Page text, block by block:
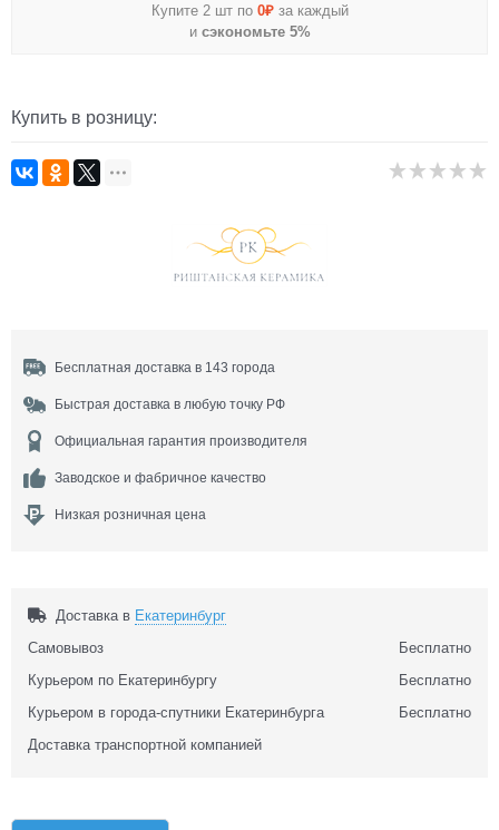
Купите 2 шт по0₽ за каждый
исэкономьте 5%
Купить в розницу:
Бесплатная доставка в 143 города
Быстрая доставка в любую точку РФ
Официальная гарантия производителя
Заводское и фабричное качество
Низкая розничная цена
Доставка в Екатеринбург
Самовывоз
Бесплатно
Курьером по Екатеринбургу
Бесплатно
Курьером в города-спутники Екатеринбурга
Бесплатно
Доставка транспортной компанией